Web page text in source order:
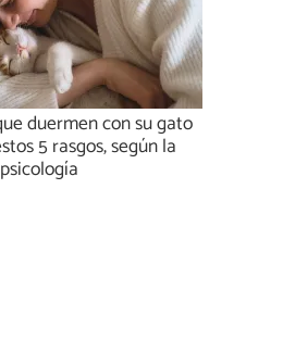
duermen con su gato
5 rasgos, según la
psicología